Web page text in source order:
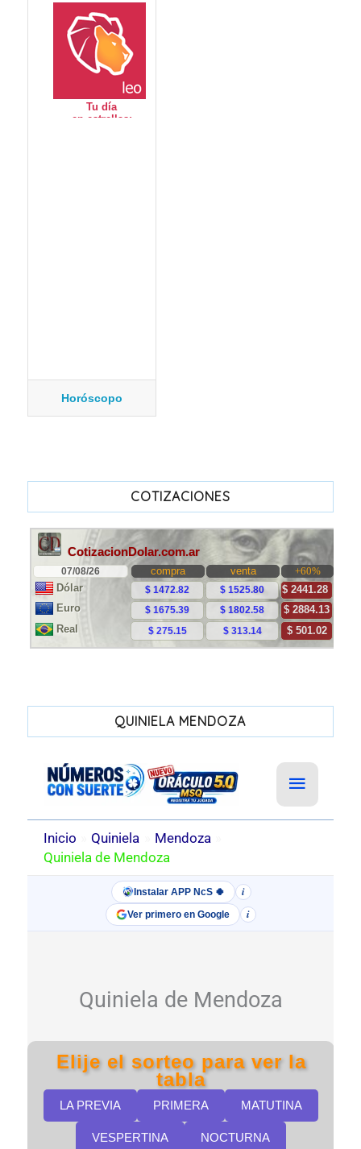
Horóscopo
COTIZACIONES
QUINIELA MENDOZA